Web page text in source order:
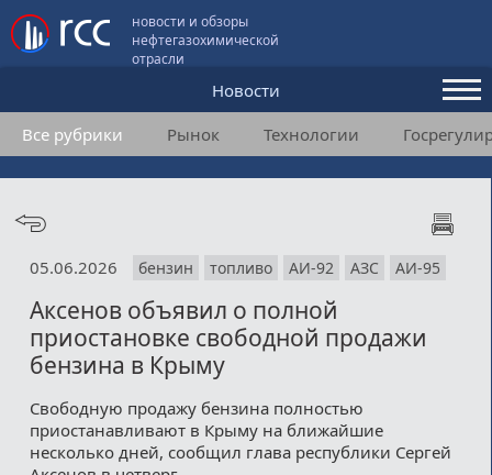
новости и обзоры
нефтегазохимической
отрасли
Новости
Аналитика и мнения
Конференции
Подписка
Пользовательское соглашение
Медиакит
Контакты
Все рубрики Рынок Технологии
05.06.2026 бензин топливо АИ-92 АЗС АИ-95
Аксенов объявил о полной
приостановке свободной продажи
бензина в Крыму
Свободную продажу бензина полностью
приостанавливают в Крыму на ближайшие
несколько дней, сообщил глава республики Сергей